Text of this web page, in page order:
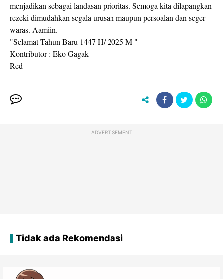
menjadikan sebagai landasan prioritas. Semoga kita dilapangkan
rezeki dimudahkan segala urusan maupun persoalan dan seger
waras. Aamiin.
"Selamat Tahun Baru 1447 H/ 2025 M "
Kontributor : Eko Gagak
Red
ADVERTISEMENT
Tidak ada Rekomendasi